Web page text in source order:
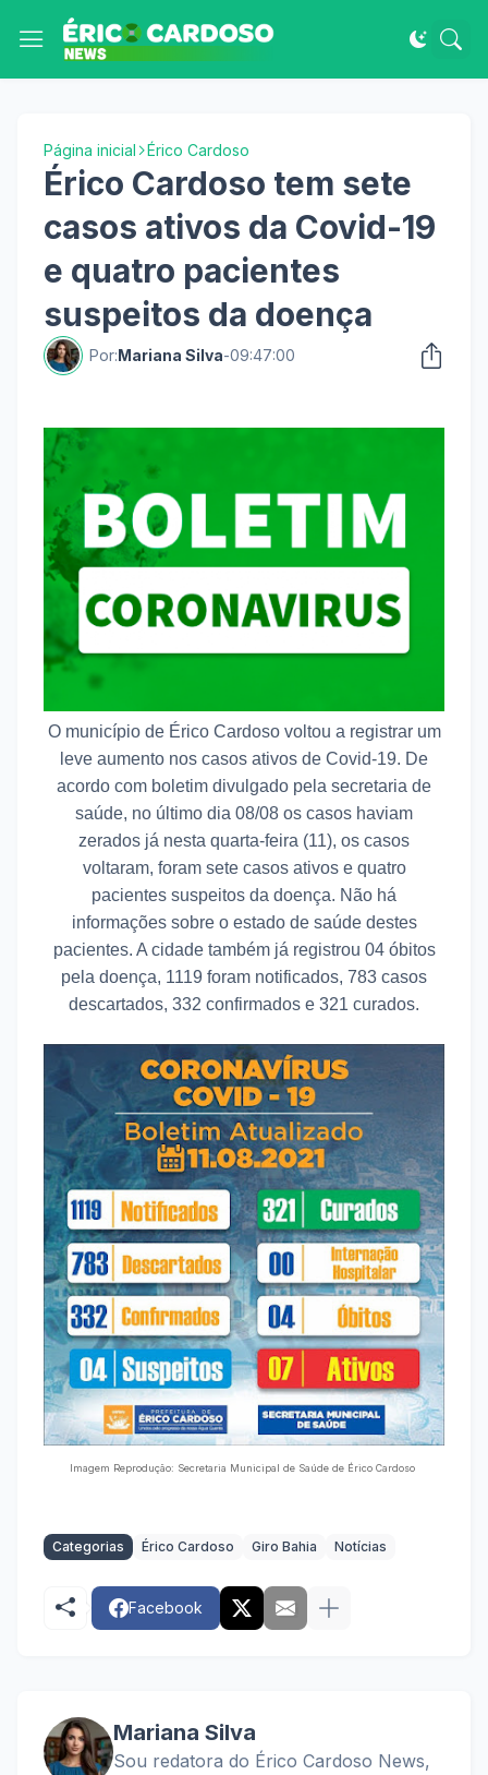
Página inicial Érico Cardoso
Érico Cardoso tem sete
casos ativos da Covid-19
e quatro pacientes
suspeitos da doença
Por:Mariana Silva-09:47:00
O município de Érico Cardoso voltou a registrar um
leve aumento nos casos ativos de Covid-19. De
acordo com boletim divulgado pela secretaria de
saúde, no último dia 08/08 os casos haviam
zerados já nesta quarta-feira (11), os casos
voltaram, foram sete casos ativos e quatro
pacientes suspeitos da doença. Não há
informações sobre o estado de saúde destes
pacientes. A cidade também já registrou 04 óbitos
pela doença, 1119 foram notificados, 783 casos
descartados, 332 confirmados e 321 curados.
Imagem Reprodução: Secretaria Municipal de Saúde de Érico Cardoso
Categorias Érico Cardoso Giro Bahia Notícias
Facebook
Mariana Silva
Sou redatora do Érico Cardoso News,